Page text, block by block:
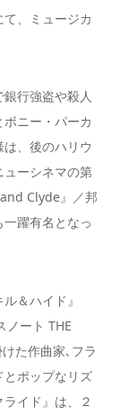
、ミュージカ
行強盗や殺人
ニー・パーカ
、後のハリウ
ューシネマの第
Clyde』／邦
躍有名となっ
＆ハイド』
ノート THE
た作曲家､フラ
とポップなリズ
イド』は、２